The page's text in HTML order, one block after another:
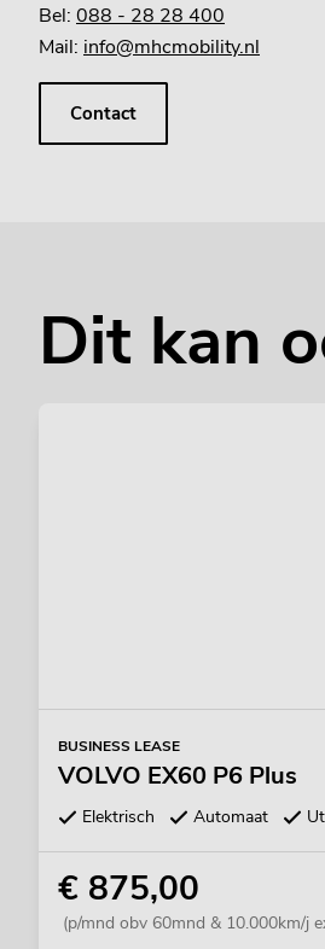
Bel: 088 - 28 28 400
Mail: info@mhcmobility.nl
Contact
Dit kan
BUSINESS LEASE
VOLVO EX60 P6 Plus
Elektrisch Automaat
€ 875,00
(p/mnd obv 60mnd & 10.000km/j